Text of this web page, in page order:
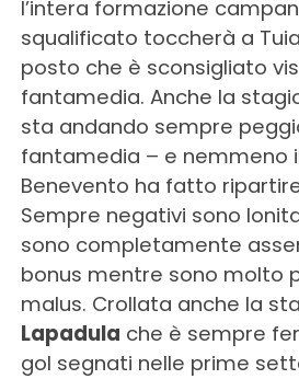
l’intera formazione
squalificato toccherà a
posto che è sconsigliato
fantamedia. Anche la
sta andando sempre
fantamedia – e nemmeno
Benevento ha fatto
Sempre negativi sono
sono completamente
bonus mentre sono molto
malus. Crollata anche la
Lapadula che è sempre
gol segnati nelle prime